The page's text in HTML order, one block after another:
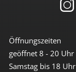
Öffnungszeiten
geöffnet 8 - 20 Uhr
Samstag bis 18 Uhr